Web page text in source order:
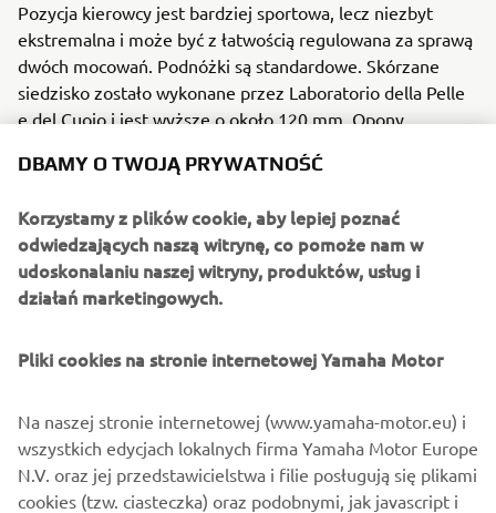
Pozycja kierowcy jest bardziej sportowa, lecz niezbyt
ekstremalna i może być z łatwością regulowana za sprawą
dwóch mocowań. Podnóżki są standardowe. Skórzane
siedzisko zostało wykonane przez Laboratorio della Pelle
e del Cuoio i jest wyższe o około 120 mm. Opony,
elektryka także są w pełni standardowe. Jedynym
2-w-1, specjalnie zaprojektowana przez HP Corse;
końcówka w kształcie trapezu jest bardziej kompaktowa i
lżejsza od oryginalnej.
DBAMY O TWOJĄ PRYWATNOŚĆ
Korzystamy z plików cookie, aby lepiej poznać
odwiedzających naszą witrynę, co pomoże nam w
udoskonalaniu naszej witryny, produktów, usług i
działań marketingowych.
Pliki cookies na stronie internetowej Yamaha Motor
Na naszej stronie internetowej (www.yamaha-motor.eu) i
wszystkich edycjach lokalnych firma Yamaha Motor Europe
N.V. oraz jej przedstawicielstwa i filie posługują się plikami
cookies (tzw. ciasteczka) oraz podobnymi, jak javascript i